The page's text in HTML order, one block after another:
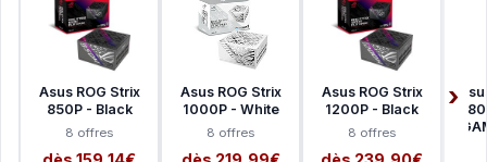
Asus ROG Strix
850P - Black
8 offres
Asus ROG Strix
1000P - White
8 offres
Asus ROG Strix
1200P - Black
8 offres
-